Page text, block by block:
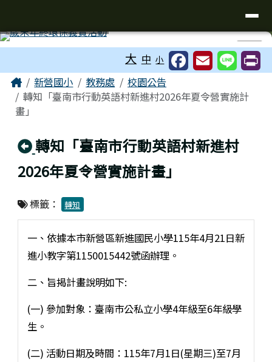
⏸
大 中 小
主內容區域
Home新營國小 教務處
校園公告
轉知「臺南市行動英語村新進村2026年夏令營實施計
畫」
回上頁
轉知「臺南市行動英語村新進村
2026年夏令營實施計畫」
標籤： 轉知
一、依據本市新營區新進國民小學115年4月21日新
進小教字第1150015442號函辦理。
二、旨揭計畫說明如下:
(一) 參加對象：臺南市公私立小學4年級至6年級學
生。
(二) 活動日期及時間：115年7月1日(星期三)至7月
頁尾區域